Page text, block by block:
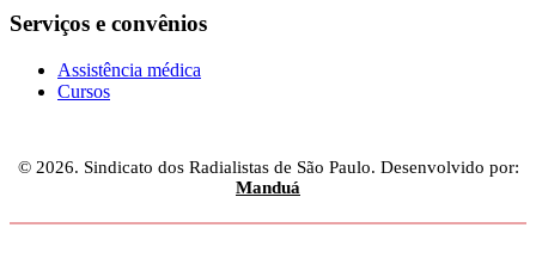
Serviços e convênios
Assistência médica
Cursos
© 2026. Sindicato dos Radialistas de São Paulo. Desenvolvido por:
Manduá